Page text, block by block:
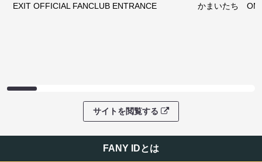
EXIT OFFICIAL FANCLUB ENTRANCE かまいたち
サイトを閲覧する
FANY IDとは